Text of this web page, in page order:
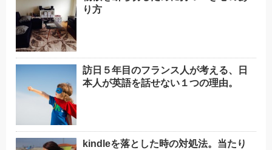
り方
訪日５年目のフランス人が考える、日
本人が英語を話せない１つの理由。
kindleを落とした時の対処法。当たり